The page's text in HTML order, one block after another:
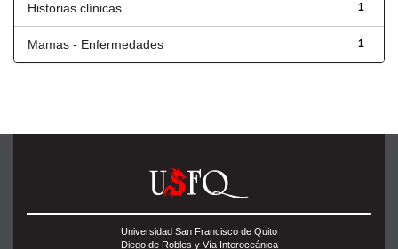
1
Historias clínicas
1
Mamas - Enfermedades
Universidad San Francisco de Quito
Diego de Robles y Vía Interoceánica